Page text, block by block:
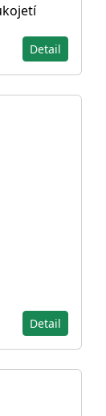
Detail
Detail